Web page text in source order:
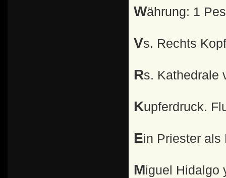
Währung: 1
Vs. Rechts
Rs.
Kupferdruck.
Ein Priester
Miguel Hidalgo y Castilla, 1753 - 1811, war Priester in